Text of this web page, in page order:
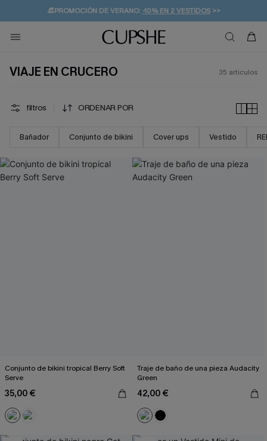
👒PROMOCIÓN DE VERANO:-10% EN 2 VESTIDOS>>
💌¡SUSCRIBIRSE & GANAR -10% EXTRA!
🚚ENVÍO GRATUITO A PARTIR DE 49 € >>
VIAJE EN CRUCERO 35 artículos
filtros ORDENAR POR
Bañador Conjunto de bikini Cover ups Vestido
Conjunto de bikini tropical Berry Soft
Serve
35,00 €
Traje de baño de una pieza Audacity
Green
42,00 €